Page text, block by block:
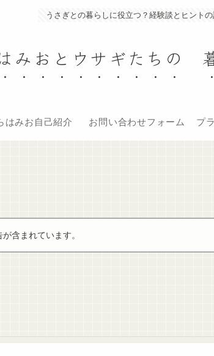
うさぎとの暮らしに役立つ？経験談とヒント
みおとウサギたちの
はみお自己紹介 お問い合わせフォーム プ
含まれています。